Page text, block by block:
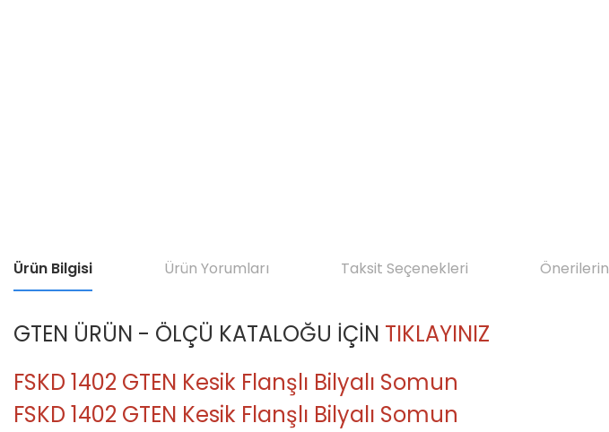
Ürün Bilgisi Ürün Yorumları Taksit Seçenekleri
GTEN ÜRÜN - ÖLÇÜ KATALOĞU İÇİN TIKLAYINIZ
FSKD 1402 GTEN Kesik Flanşlı Bilyalı Somun
FSKD 1402 GTEN Kesik Flanşlı Bilyalı Somun